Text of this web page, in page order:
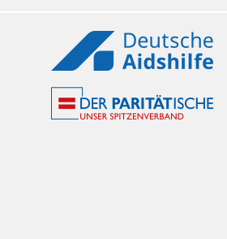
Logos